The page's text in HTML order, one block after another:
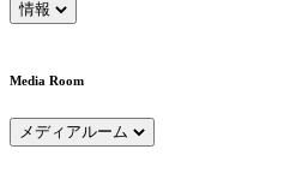
情報
Media Room
メディアルーム